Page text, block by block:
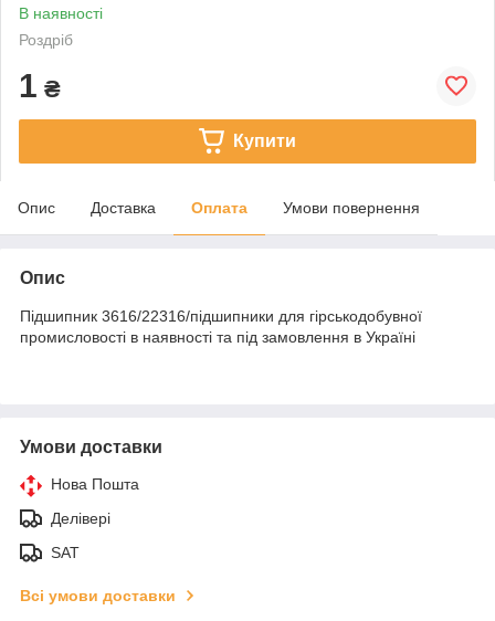
В наявності
Роздріб
1 ₴
Купити
Опис Доставка Оплата Умови повернення
Опис
Підшипник 3616/22316/підшипники для гірськодобувної
промисловості в наявності та під замовлення в Україні
Умови доставки
Нова Пошта
Делівері
SAT
Всі умови доставки